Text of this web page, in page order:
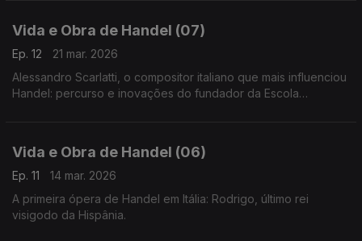
Vida e Obra de Handel (07)
Ep. 12
21 mar. 2026
Alessandro Scarlatti, o compositor italiano que mais influenciou
Handel: percurso e inovações do fundador da Escola
Vida e Obra de Handel (06)
Ep. 11
14 mar. 2026
A primeira ópera de Handel em Itália: Rodrigo, último rei
visigodo da Hispânia.